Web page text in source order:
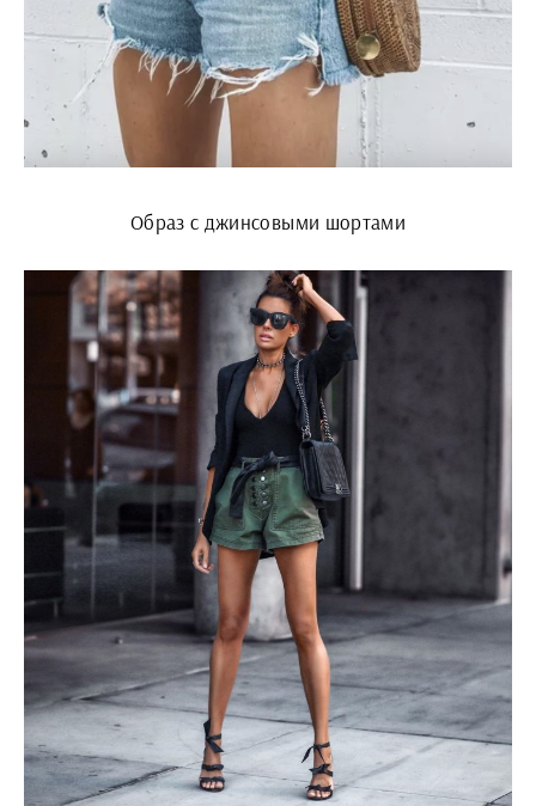
Образ с джинсовыми шортами